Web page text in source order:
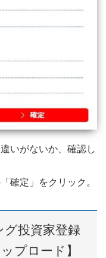
いがないか、確認し
確定」をクリック。
投資家登録
プロード】